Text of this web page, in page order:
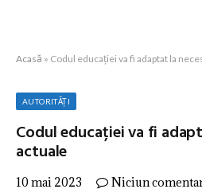
Acasă » Codul educației va fi adaptat la
AUTORITĂȚI
Codul educației va fi
actuale
10 mai 2023 Niciun